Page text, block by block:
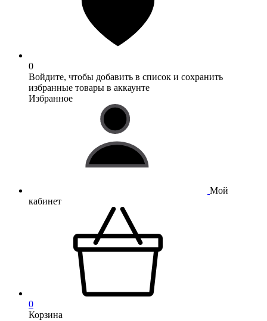
0
Войдите, чтобы добавить в список и сохранить
избранные товары в аккаунте
Избранное
Мой
кабинет
0
Корзина